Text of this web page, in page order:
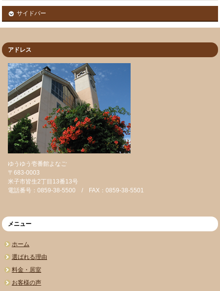
サイドバー
アドレス
ゆうゆう壱番館よなご
〒683-0003
米子市皆生2丁目13番13号
電話番号：0859-38-5500 / FAX：0859-38-5501
メニュー
ホーム
選ばれる理由
料金・居室
お客様の声